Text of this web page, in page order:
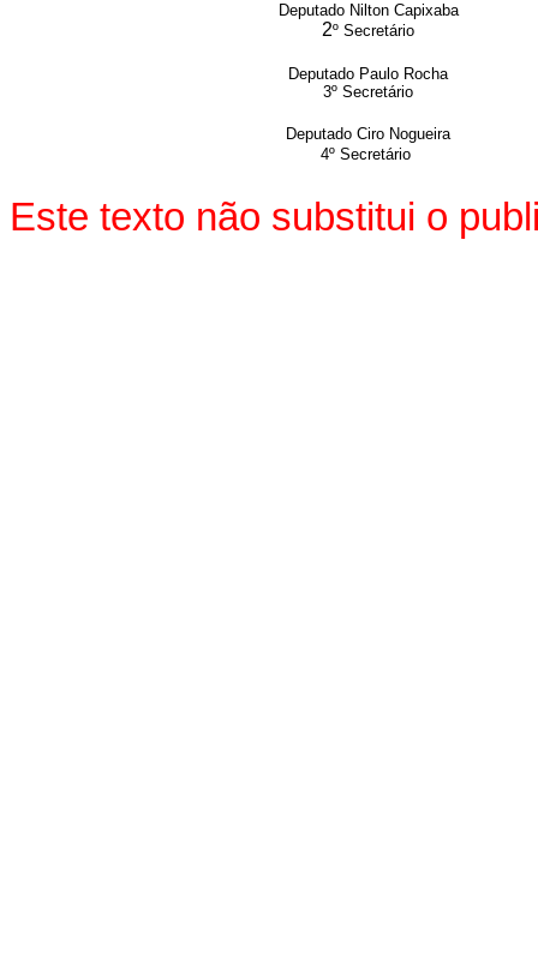
Deputado Nilton Capixaba
2º Secretário
Deputado Paulo Rocha
3º Secretário
Deputado Ciro Nogueira
4º Secretário
Este texto não substitui o